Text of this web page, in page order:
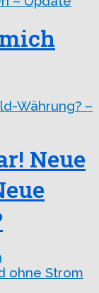
Neue